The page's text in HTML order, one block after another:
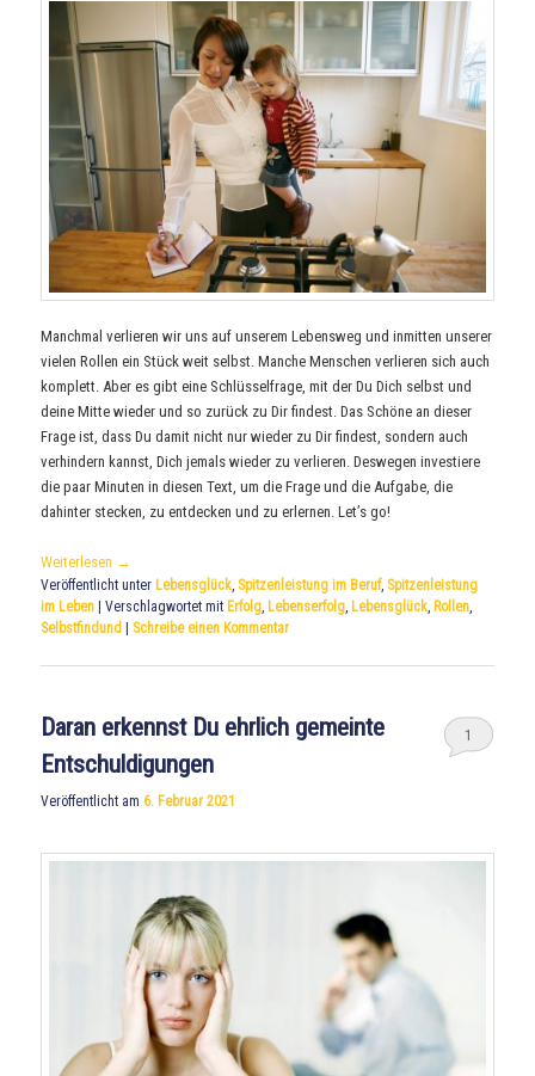
Manchmal verlieren wir uns auf unserem Lebensweg und inmitten unserer
vielen Rollen ein Stück weit selbst. Manche Menschen verlieren sich auch
komplett. Aber es gibt eine Schlüsselfrage, mit der Du Dich selbst und
deine Mitte wieder und so zurück zu Dir findest. Das Schöne an dieser
Frage ist, dass Du damit nicht nur wieder zu Dir findest, sondern auch
verhindern kannst, Dich jemals wieder zu verlieren. Deswegen investiere
die paar Minuten in diesen Text, um die Frage und die Aufgabe, die
dahinter stecken, zu entdecken und zu erlernen. Let’s go!
Weiterlesen →
Veröffentlicht unter Lebensglück, Spitzenleistung im Beruf, Spitzenleistung
im Leben
|Verschlagwortet mit Erfolg, Lebenserfolg, Lebensglück, Rollen,
Selbstfindund
Schreibe einen Kommentar
Daran erkennst Du ehrlich gemeinte
Entschuldigungen
Veröffentlicht am 6. Februar 2021
1